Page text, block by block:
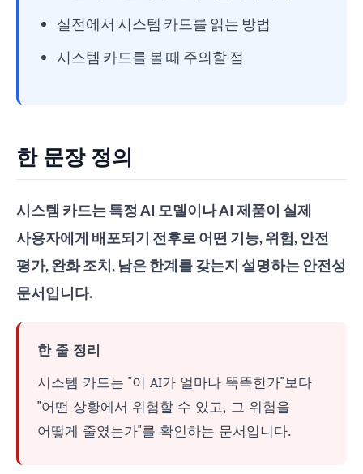
실전에서 시스템 카드를 읽는 방법
시스템 카드를 볼 때 주의할 점
한 문장 정의
시스템 카드는 특정 AI 모델이나 AI 제품이 실제
사용자에게 배포되기 전후로 어떤 기능, 위험, 안전
평가, 완화 조치, 남은 한계를 갖는지 설명하는 안전성
문서입니다.
한 줄 정리
시스템 카드는 "이 AI가 얼마나 똑똑한가"보다
"어떤 상황에서 위험할 수 있고, 그 위험을
어떻게 줄였는가"를 확인하는 문서입니다.